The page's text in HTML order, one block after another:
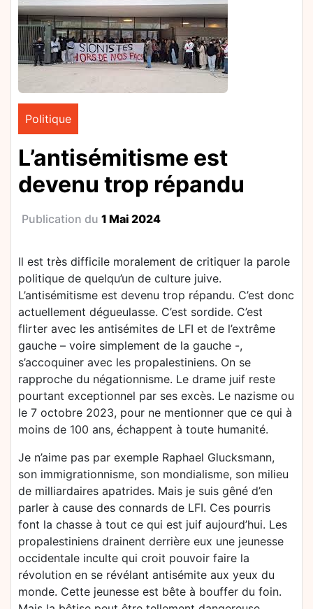
Politique
L’antisémitisme est
devenu trop répandu
Publication du 1 Mai 2024
Il est très difficile moralement de critiquer la parole
politique de quelqu’un de culture juive.
L’antisémitisme est devenu trop répandu. C’est donc
actuellement dégueulasse. C’est sordide. C’est
flirter avec les antisémites de LFI et de l’extrême
gauche – voire simplement de la gauche -,
s’accoquiner avec les propalestiniens. On se
rapproche du négationnisme. Le drame juif reste
pourtant exceptionnel par ses excès. Le nazisme ou
le 7 octobre 2023, pour ne mentionner que ce qui à
moins de 100 ans, échappent à toute humanité.
Je n’aime pas par exemple Raphael Glucksmann,
son immigrationnisme, son mondialisme, son milieu
de milliardaires apatrides. Mais je suis gêné d’en
parler à cause des connards de LFI. Ces pourris
font la chasse à tout ce qui est juif aujourd’hui. Les
propalestiniens drainent derrière eux une jeunesse
occidentale inculte qui croit pouvoir faire la
révolution en se révélant antisémite aux yeux du
monde. Cette jeunesse est bête à bouffer du foin.